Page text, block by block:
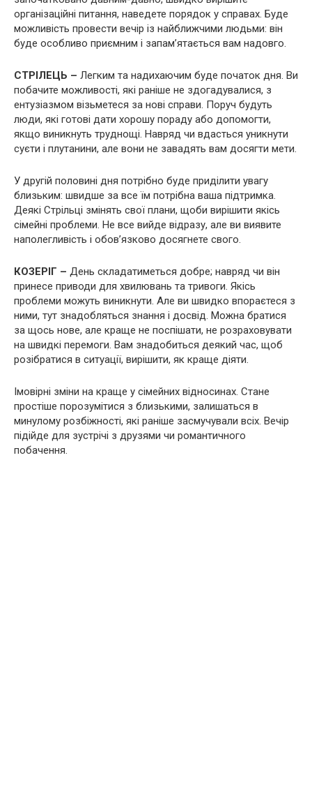
організаційні питання, наведете порядок у справах. Буде
можливість провести вечір із найближчими людьми: він
буде особливо приємним і запам’ятається вам надовго.
СТРІЛЕЦЬ – Легким та надихаючим буде початок дня. Ви
побачите можливості, які раніше не здогадувалися, з
ентузіазмом візьметеся за нові справи. Поруч будуть
люди, які готові дати хорошу пораду або допомогти,
якщо виникнуть труднощі. Навряд чи вдасться уникнути
суєти і плутанини, але вони не завадять вам досягти мети.
У другій половині дня потрібно буде приділити увагу
близьким: швидше за все їм потрібна ваша підтримка.
Деякі Стрільці змінять свої плани, щоби вирішити якісь
сімейні проблеми. Не все вийде відразу, але ви виявите
наполегливість і обов’язково досягнете свого.
КОЗЕРІГ – День складатиметься добре; навряд чи він
принесе приводи для хвилювань та тривоги. Якісь
проблеми можуть виникнути. Але ви швидко впораєтеся з
ними, тут знадобляться знання і досвід. Можна братися
за щось нове, але краще не поспішати, не розраховувати
на швидкі перемоги. Вам знадобиться деякий час, щоб
розібратися в ситуації, вирішити, як краще діяти.
Імовірні зміни на краще у сімейних відносинах. Стане
простіше порозумітися з близькими, залишаться в
минулому розбіжності, які раніше засмучували всіх. Вечір
підійде для зустрічі з друзями чи романтичного
побачення.